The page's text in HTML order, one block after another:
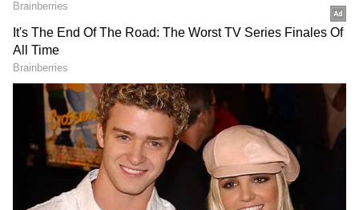
ఉంటుంది. కానీ ఒక్కసారి తల్లిదండ్రులు మారిన తర్వాత
ప్రపంచం మొత్తం మారిపోతుంది. కానీ.. పేరింటింగ్ అనేది
అంత సులవైంది కాదు. పిల్లలను పెంచడం అంటే... చాలా
సవాళ్లను ఎదుర్కొనమే. అయితే.. చాలా మంది పేరెంట్స్
సెలబ్రెటీ కపుల్ విరాట్, అనుష్కల నుంచి పేరెంటింగ్ టిప్స్
నేర్చుకోవాలి.
గూగుల్‌లో ఆసక్తికరమైన సమాచారం కోసం ఏసియానెట్ తెలుగు
ను మీ ఫ్రిఫర్డ్ సోర్స్ గా ఎంచుకోండి